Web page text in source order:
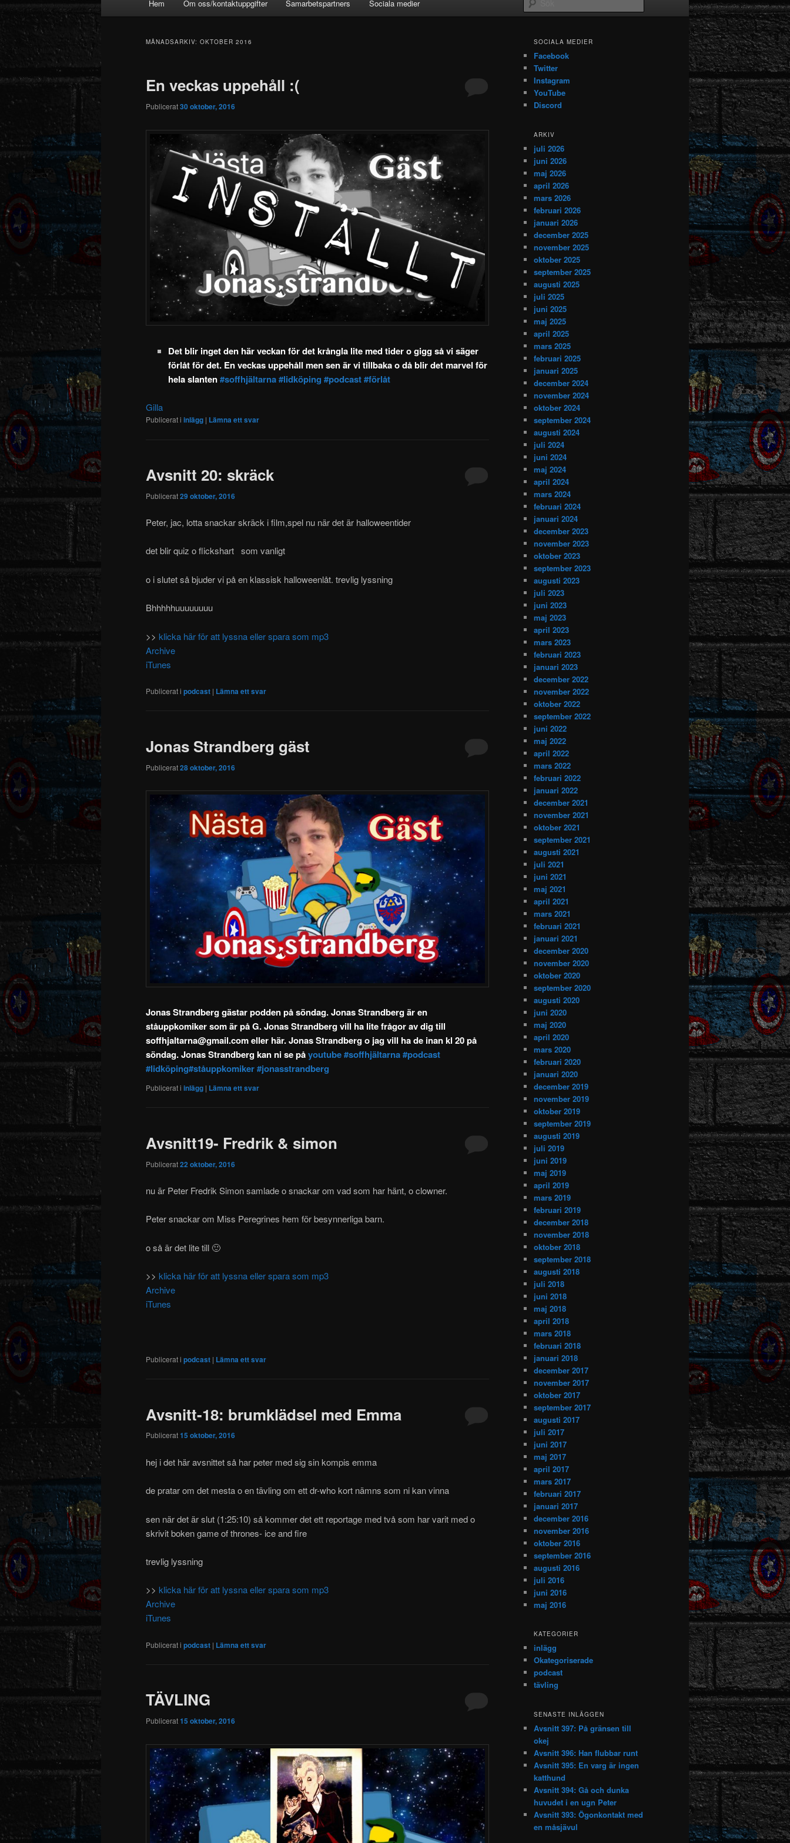
Hem Om oss/kontaktuppgifter Samarbetspartners Sociala medier
MÅNADSARKIV: OKTOBER 2016
En veckas uppehåll :(
Publicerat30 oktober, 2016
Det blir inget den här veckan för det krångla lite med tider o gigg så vi säger
förlåt för det. En veckas uppehåll men sen är vi tillbaka o då blir det marvel för
hela slanten#soffhjältarna #lidköping #podcast #förlåt
Gilla
Publicerat i inlägg | Lämna ett svar
Avsnitt 20: skräck
Publicerat29 oktober, 2016
Peter, jac, lotta snackar skräck i film,spel nu när det är halloweentider
det blir quiz o flickshart som vanligt
o i slutet så bjuder vi på en klassisk halloweenlåt. trevlig lyssning
Bhhhhhuuuuuuuu
>> klicka här för att lyssna eller spara som mp3
Archive
iTunes
Publicerat i podcast | Lämna ett svar
Jonas Strandberg gäst
Publicerat28 oktober, 2016
Jonas Strandberg gästar podden på söndag. Jonas Strandberg är en
ståuppkomiker som är på G. Jonas Strandberg vill ha lite frågor av dig till
soffhjaltarna@gmail.com eller här. Jonas Strandberg o jag vill ha de inan kl 20 på
söndag. Jonas Strandberg kan ni se påyoutube#soffhjältarna#podcast
#lidköping#ståuppkomiker#jonasstrandberg
Publicerat i inlägg | Lämna ett svar
Avsnitt19- Fredrik & simon
Publicerat22 oktober, 2016
nu är Peter Fredrik Simon samlade o snackar om vad som har hänt, o clowner.
Peter snackar om Miss Peregrines hem för besynnerliga barn.
o så är det lite till 🙂
>> klicka här för att lyssna eller spara som mp3
Archive
iTunes
Publicerat i podcast | Lämna ett svar
Avsnitt-18: brumklädsel med Emma
Publicerat15 oktober, 2016
hej i det här avsnittet så har peter med sig sin kompis emma
de pratar om det mesta o en tävling om ett dr-who kort nämns som ni kan vinna
sen när det är slut (1:25:10) så kommer det ett reportage med två som har varit med o
skrivit boken game of thrones- ice and fire
trevlig lyssning
>> klicka här för att lyssna eller spara som mp3
Archive
iTunes
Publicerat i podcast | Lämna ett svar
TÄVLING
Publicerat15 oktober, 2016
SOCIALA MEDIER
Facebook
Twitter
Instagram
YouTube
Discord
ARKIV
juli 2026
juni 2026
maj 2026
april 2026
mars 2026
februari 2026
januari 2026
december 2025
november 2025
oktober 2025
september 2025
augusti 2025
juli 2025
juni 2025
maj 2025
april 2025
mars 2025
februari 2025
januari 2025
december 2024
november 2024
oktober 2024
september 2024
augusti 2024
juli 2024
juni 2024
maj 2024
april 2024
mars 2024
februari 2024
januari 2024
december 2023
november 2023
oktober 2023
september 2023
augusti 2023
juli 2023
juni 2023
maj 2023
april 2023
mars 2023
februari 2023
januari 2023
december 2022
november 2022
oktober 2022
september 2022
juni 2022
maj 2022
april 2022
mars 2022
februari 2022
januari 2022
december 2021
november 2021
oktober 2021
september 2021
augusti 2021
juli 2021
juni 2021
maj 2021
april 2021
mars 2021
februari 2021
januari 2021
december 2020
november 2020
oktober 2020
september 2020
augusti 2020
juni 2020
maj 2020
april 2020
mars 2020
februari 2020
januari 2020
december 2019
november 2019
oktober 2019
september 2019
augusti 2019
juli 2019
juni 2019
maj 2019
april 2019
mars 2019
februari 2019
december 2018
november 2018
oktober 2018
september 2018
augusti 2018
juli 2018
juni 2018
maj 2018
april 2018
mars 2018
februari 2018
januari 2018
december 2017
november 2017
oktober 2017
september 2017
augusti 2017
juli 2017
juni 2017
maj 2017
april 2017
mars 2017
februari 2017
januari 2017
december 2016
november 2016
oktober 2016
september 2016
augusti 2016
juli 2016
juni 2016
maj 2016
KATEGORIER
inlägg
Okategoriserade
podcast
tävling
SENASTE INLÄGGEN
Avsnitt 397: På gränsen till
okej
Avsnitt 396: Han flubbar runt
Avsnitt 395: En varg är ingen
katthund
Avsnitt 394: Gå och dunka
huvudet i en ugn Peter
Avsnitt 393: Ögonkontakt med
en måsjävul